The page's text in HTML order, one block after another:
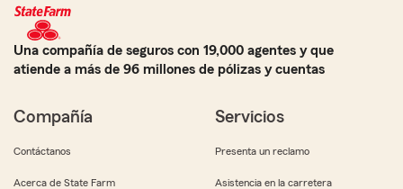
Una compañía de seguros con 19,000 agentes y que
atiende a más de 96 millones de pólizas y cuentas
Compañía
Contáctanos
Acerca de State Farm
Servicios
Presenta un reclamo
Asistencia en la carretera